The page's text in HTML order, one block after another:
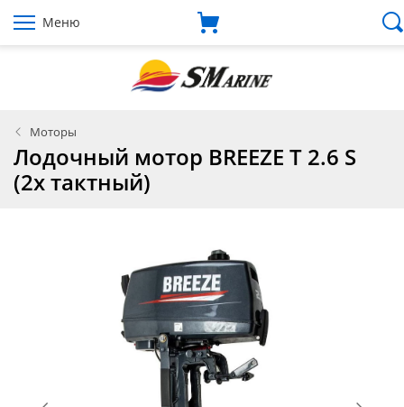
Меню
Моторы
Лодочный мотор BREEZE T 2.6 S
(2х тактный)